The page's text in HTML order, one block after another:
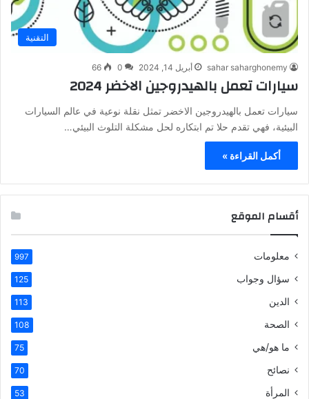
التقنية
sahar saharghonemy أبريل 14, 2024 0
66
سيارات تعمل بالهيدروجين الاخضر 2024
سيارات تعمل بالهيدروجين الاخضر تمثل نقلة نوعية في عالم السيارات
البيئية، فهي تقدم حلا تم ابتكاره لحل مشكلة التلوث البيئي…
أكمل القراءة »
أقسام الموقع
معلومات 997
سؤال وجواب 125
الدين 113
الصحة 108
ما هو/هي 75
نصائح 70
المرأة 53